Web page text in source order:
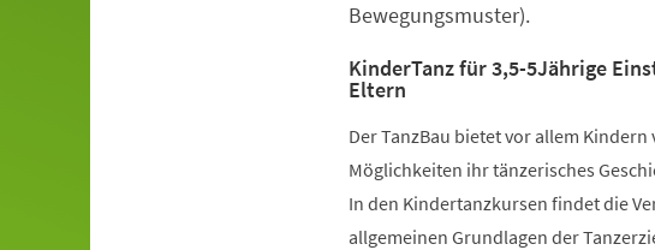
Bewegungsmuster).
KinderTanz für 3,5-5Jährige
Eltern
Der TanzBau bietet vor allem Kindern
Möglichkeiten ihr tänzerisches
In den Kindertanzkursen findet die
allgemeinen Grundlagen der